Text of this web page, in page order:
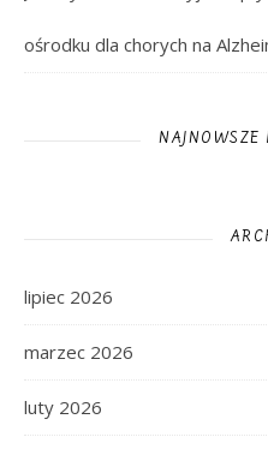
ośrodku dla chorych na
NAJNOWSZE
lipiec 2026
marzec 2026
luty 2026